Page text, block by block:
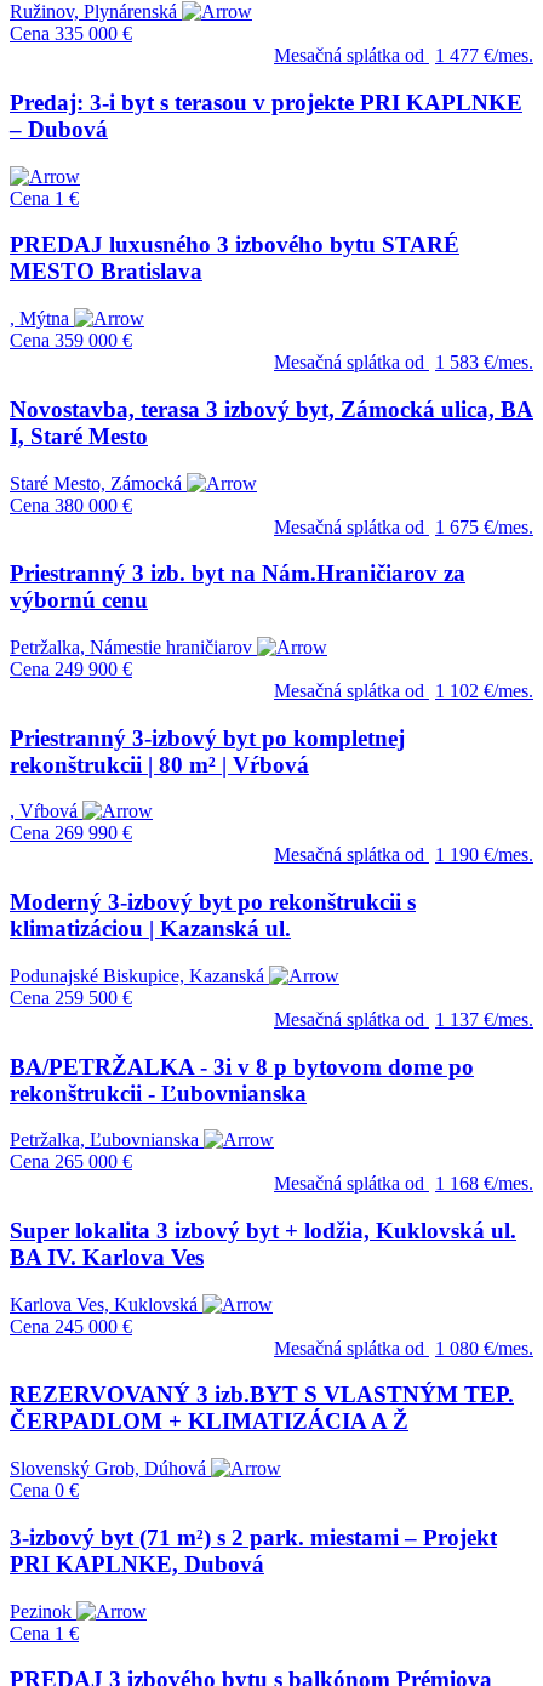
Ružinov, Plynárenská
Cena 335 000 €
Mesačná splátka od
1 477 €/mes.
Predaj: 3-i byt s terasou v projekte PRI KAPLNKE
– Dubová
Cena 1 €
PREDAJ luxusného 3 izbového bytu STARÉ
MESTO Bratislava
, Mýtna
Cena 359 000 €
Mesačná splátka od
1 583 €/mes.
Novostavba, terasa 3 izbový byt, Zámocká ulica, BA
I, Staré Mesto
Staré Mesto, Zámocká
Cena 380 000 €
Mesačná splátka od
1 675 €/mes.
Priestranný 3 izb. byt na Nám.Hraničiarov za
výbornú cenu
Petržalka, Námestie hraničiarov
Cena 249 900 €
Mesačná splátka od
1 102 €/mes.
Priestranný 3-izbový byt po kompletnej
rekonštrukcii | 80 m² | Vŕbová
, Vŕbová
Cena 269 990 €
Mesačná splátka od 1 190 €/mes.
Moderný 3-izbový byt po rekonštrukcii s
klimatizáciou | Kazanská ul.
Podunajské Biskupice, Kazanská
Cena 259 500 €
Mesačná splátka od
1 137 €/mes.
BA/PETRŽALKA - 3i v 8 p bytovom dome po
rekonštrukcii - Ľubovnianska
Petržalka, Ľubovnianska
Cena 265 000 €
Mesačná splátka od
1 168 €/mes.
Super lokalita 3 izbový byt + lodžia, Kuklovská ul.
BA IV. Karlova Ves
Karlova Ves, Kuklovská
Cena 245 000 €
Mesačná splátka od
1 080 €/mes.
REZERVOVANÝ 3 izb.BYT S VLASTNÝM TEP.
ČERPADLOM + KLIMATIZÁCIA A Ž
Slovenský Grob, Dúhová
Cena 0 €
3-izbový byt (71 m²) s 2 park. miestami – Projekt
PRI KAPLNKE, Dubová
Pezinok
Cena 1 €
PREDAJ 3 izbového bytu s balkónom Prémiova